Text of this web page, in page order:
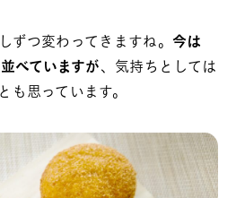
ずつ変わってきますね。 今は
べていますが、気持ちとしては
も思っています。